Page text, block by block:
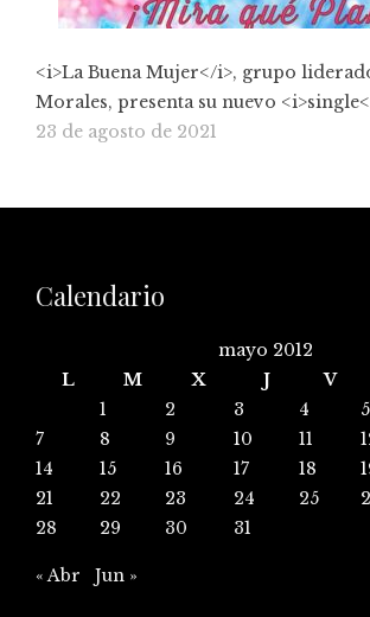
<i>La Buena Mujer</i>, grupo
Morales, presenta su nuevo
23 de agosto de 2021
Calendario
mayo 2012
L
M X J V
1
2 3 4 5
7
8 9 10 11
14
15 16 17 18
21
22 23 24 25
28
29 30 31
« Abr Jun »